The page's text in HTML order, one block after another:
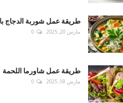
طريقة عمل شوربة الدجاج
مارس 20, 2025 0
طريقة عمل شاورما اللحمة
مارس 18, 2025 0